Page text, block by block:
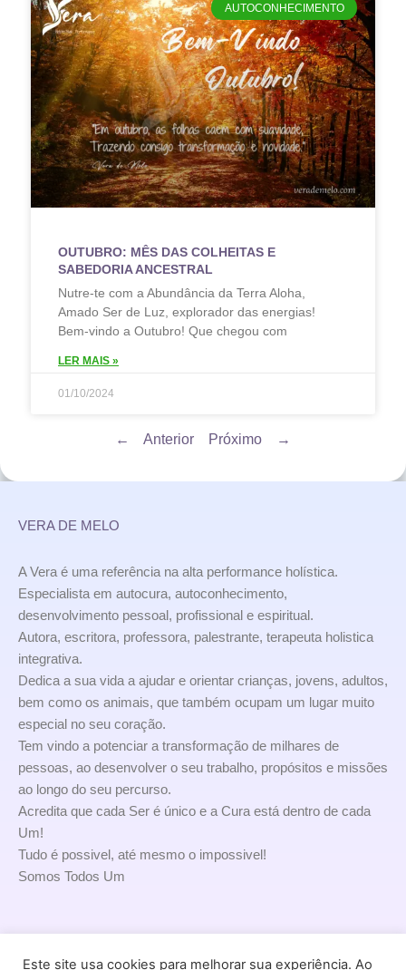
AUTOCONHECIMENTO
OUTUBRO: MÊS DAS COLHEITAS E
SABEDORIA ANCESTRAL
Nutre-te com a Abundância da Terra Aloha,
Amado Ser de Luz, explorador das energias!
Bem-vindo a Outubro! Que chegou com
LER MAIS »
01/10/2024
← Anterior Próximo →
VERA DE MELO
A Vera é uma referência na alta performance holística.
Especialista em autocura, autoconhecimento,
desenvolvimento pessoal, profissional e espiritual.
Autora, escritora, professora, palestrante, terapeuta holistica
integrativa.
Dedica a sua vida a ajudar e orientar crianças, jovens, adultos,
bem como os animais, que também ocupam um lugar muito
especial no seu coração.
Tem vindo a potenciar a transformação de milhares de
pessoas, ao desenvolver o seu trabalho, propósitos e missões
ao longo do seu percurso.
Acredita que cada Ser é único e a Cura está dentro de cada
Um!
Tudo é possivel, até mesmo o impossivel!
Somos Todos Um
Este site usa cookies para melhorar sua experiência. Ao